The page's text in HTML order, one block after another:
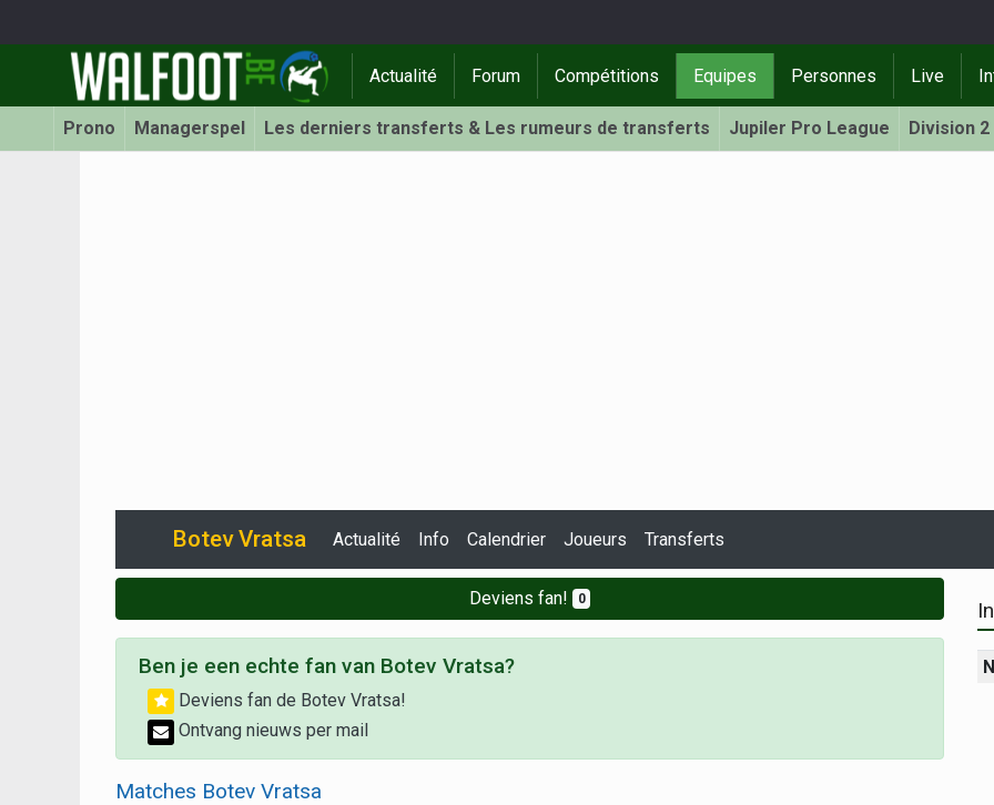
Actualité Forum Compétitions Equipes Personnes Live
Prono Managerspel Les derniers transferts & Les rumeurs de transferts Jupiler Pro League Division 2
Botev Vratsa Actualité Info Calendrier Joueurs Transferts
Deviens fan! 0
Ben je een echte fan van Botev Vratsa?
Deviens fan de Botev Vratsa!
Ontvang nieuws per mail
Matches Botev Vratsa